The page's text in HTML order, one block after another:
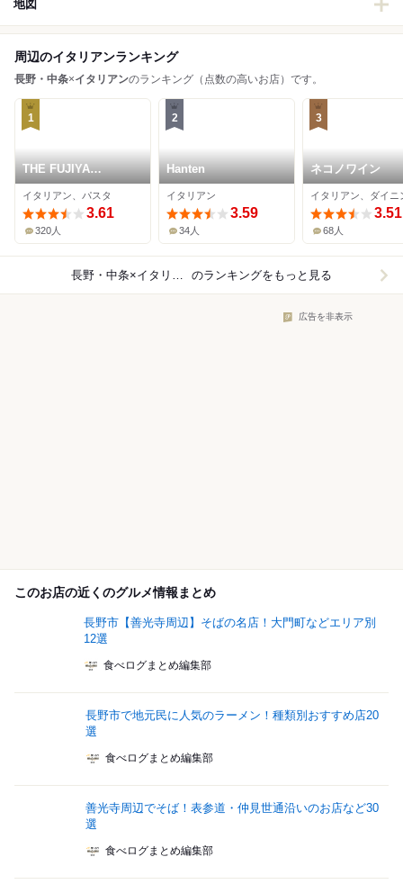
地図
周辺のイタリアンランキング
長野・中条×イタリアンのランキング（点数の高いお店）です。
1
THE FUJIYA
GOHONJIN
イタリアン、パスタ
3.61
320人
2
Hanten
イタリアン
3.59
34人
3
ネコノワイン
3.51
68人
長野・中条×イタリアン のランキングをもっと見る
広告を非表示
このお店の近くのグルメ情報まとめ
長野市【善光寺周辺】そばの名店！大門町などエリア別
12選
食べログまとめ編集部
長野市で地元民に人気のラーメン！種類別おすすめ店20
選
食べログまとめ編集部
善光寺周辺でそば！表参道・仲見世通沿いのお店など30
選
食べログまとめ編集部